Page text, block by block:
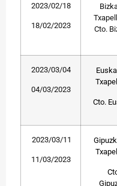
2023/02/18
18/02/2023
Cto.
2023/03/04
04/03/2023
Cto.
2023/03/11
11/03/2023